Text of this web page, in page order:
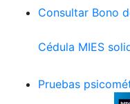
Consultar Bono
Cédula MIES
Pruebas